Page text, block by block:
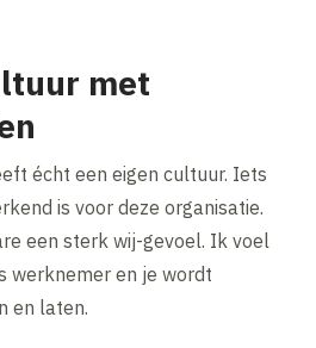
met
écht een eigen cultuur. Iets
is voor deze organisatie.
een sterk wij-gevoel. Ik voel
werknemer en je wordt
en laten.